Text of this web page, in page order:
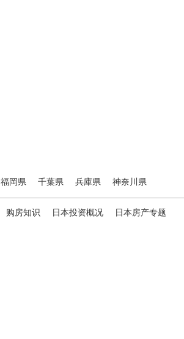
福岡県 千葉県 兵庫県 神奈川県
购房知识 日本投资概况 日本房产专题